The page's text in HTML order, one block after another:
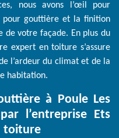
nous avons l’œil pour
pour gouttière et la finition
de votre façade. En plus du
expert en toiture s’assure
l’ardeur du climat et de la
habitation.
à Poule Les
l’entreprise Ets
toiture